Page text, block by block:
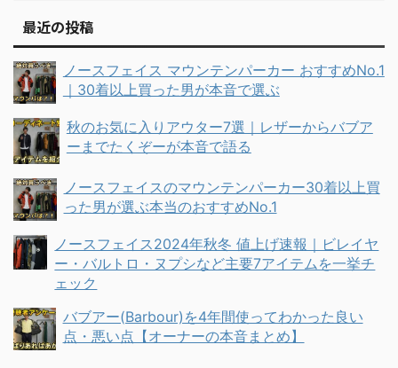
最近の投稿
ノースフェイス マウンテンパーカー おすすめNo.1
｜30着以上買った男が本音で選ぶ
秋のお気に入りアウター7選｜レザーからバブア
ーまでたくぞーが本音で語る
ノースフェイスのマウンテンパーカー30着以上買
った男が選ぶ本当のおすすめNo.1
ノースフェイス2024年秋冬 値上げ速報｜ビレイヤ
ー・バルトロ・ヌプシなど主要7アイテムを一挙チ
ェック
バブアー(Barbour)を4年間使ってわかった良い
点・悪い点【オーナーの本音まとめ】